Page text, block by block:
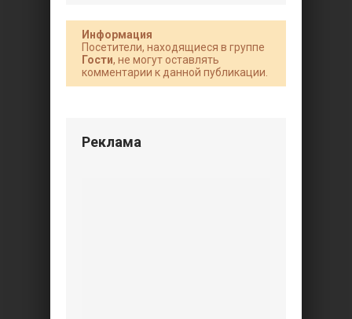
Информация
Посетители, находящиеся в группе
Гости, не могут оставлять
комментарии к данной публикации.
Реклама